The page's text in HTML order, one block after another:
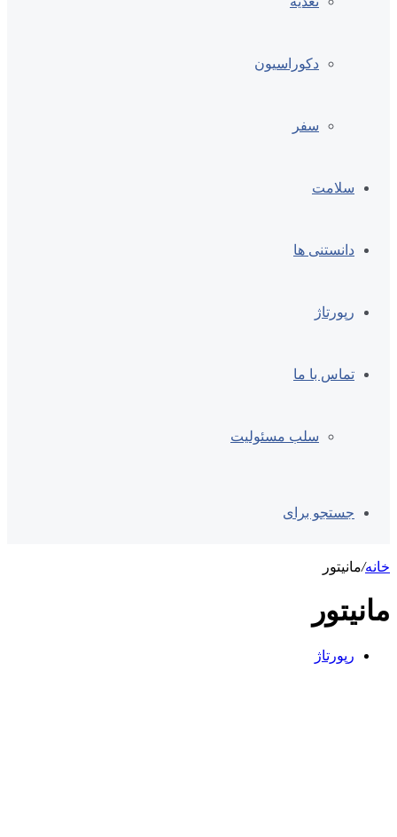
دکوراسیون
سفر
سلامت
دانستنی ها
رپورتاژ
تماس با ما
سلب مسئولیت
جستجو برای
خانه/مانیتور
مانیتور
رپورتاژ